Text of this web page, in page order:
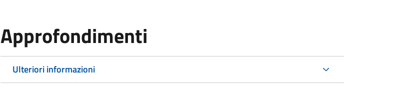
Approfondimenti
Ulteriori informazioni